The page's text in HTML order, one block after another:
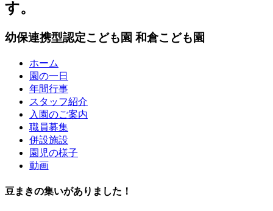
す。
幼保連携型認定こども園 和倉こども園
ホーム
園の一日
年間行事
スタッフ紹介
入園のご案内
職員募集
併設施設
園児の様子
動画
豆まきの集いがありました！